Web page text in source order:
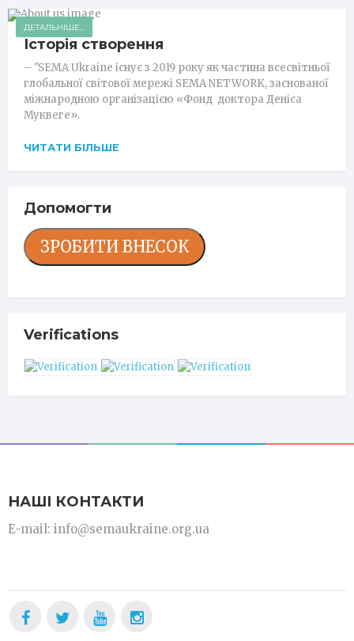
ДЕТАЛЬНІШЕ...
Історія створення
– "SEMA Ukraine існує з 2019 року як частина всесвітньої
глобальної світової мережі SEMA NETWORK, заснованої
міжнародною організацією «Фонд доктора Деніса
Муквеге».
ЧИТАТИ БІЛЬШЕ
Допомогти
ЗРОБИТИ ВНЕСОК
Verifications
НАШІ КОНТАКТИ
E-mail: info@semaukraine.org.ua